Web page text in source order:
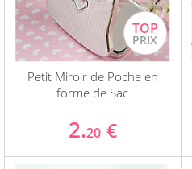
Petit Miroir de Poche en
forme de Sac
2.20 €